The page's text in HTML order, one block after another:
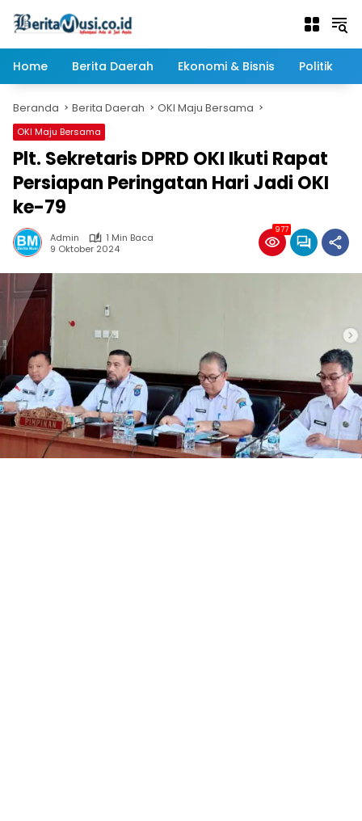
Home
Berita Daerah Ekonomi & Bisnis Politik
Beranda Berita Daerah OKI Maju Bersama
OKI Maju Bersama
Plt. Sekretaris DPRD OKI Ikuti Rapat
Persiapan Peringatan Hari Jadi OKI
ke-79
Admin
1 Min Baca
9 Oktober 2024
977